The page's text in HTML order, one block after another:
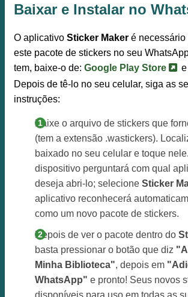
Baixar e Instalar no
O aplicativo Sticker Maker é
este pacote de stickers no seu
tem, baixe-o de: Google Play Store e
Depois de tê-lo no seu celular, siga as
instruções:
Baixe o arquivo de stickers que
(tem a extensão .wastickers).
baixado no seu celular e toque
dispositivo perguntará com qual
deseja abri-lo; selecione Sticker
aplicativo reconhecerá
como um novo pacote de stickers.
Depois de ver o pacote dentro do
basta pressionar o botão que diz
Minha Biblioteca", depois em
WhatsApp" e pronto! Seus novos
disponíveis para uso em todas as